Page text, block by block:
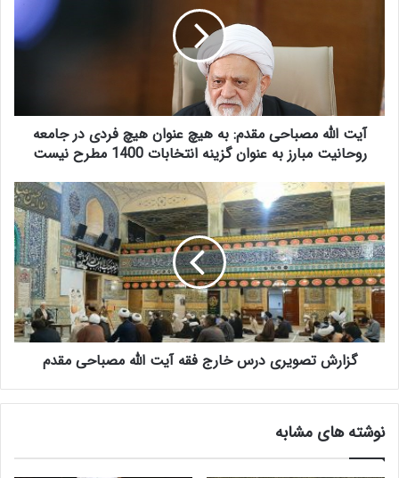
ه
م
ص
ی
م
ق
د
م
:
ب
ه
ه
ع
و
آیت الله مصباحی مقدم: به هیچ عنوان هیچ فردی در جامعه
روحانیت مبارز به عنوان گزینه انتخابات 1400 مطرح نیست
گ
ز
ا
ر
ش
ت
ص
و
ی
س
خ
گزارش تصویری درس خارج فقه آیت الله مصباحی مقدم
نوشته های مشابه